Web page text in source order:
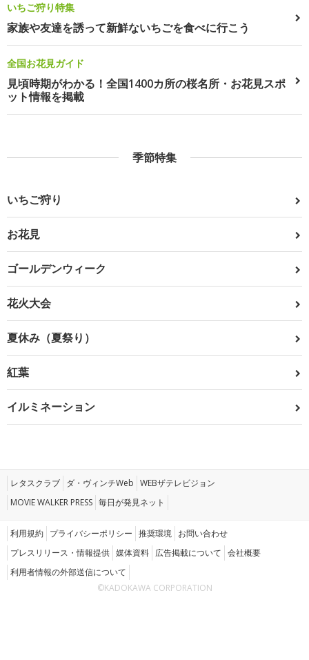
いちご狩り特集
家族や友達を誘って新鮮ないちごを食べに行こう
全国お花見ガイド
見頃時期がわかる！全国1400カ所の桜名所・お花見スポ
ット情報を掲載
季節特集
いちご狩り
お花見
ゴールデンウィーク
花火大会
夏休み（夏祭り）
紅葉
イルミネーション
レタスクラブ ダ・ヴィンチWeb WEBザテレビジョン
MOVIE WALKER PRESS 毎日が発見ネット
利用規約 プライバシーポリシー 推奨環境 お問い合わせ
プレスリリース・情報提供 媒体資料 広告掲載について 会社概要
利用者情報の外部送信について
©KADOKAWA CORPORATION